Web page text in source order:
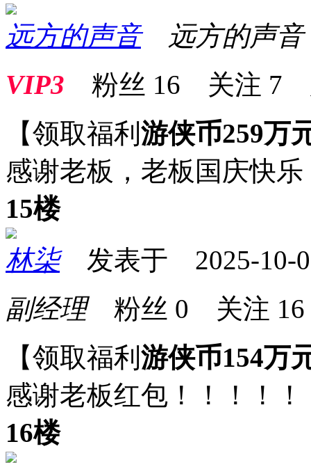
远方的声音
远方的声音
VIP3 粉丝 16 关注 7
【领取福利 游侠币259万
感谢老板，老板国庆快乐
15楼
林柒发表于 2025-10-
副经理粉丝 0 关注 16
【领取福利 游侠币154万
感谢老板红包！！！！！
16楼